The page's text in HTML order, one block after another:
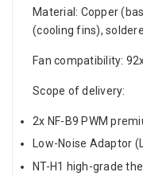
Material: Copper
(cooling fins),
Fan compatibility:
Scope of delivery:
2x NF-B9 PWM
Low-Noise Adaptor
NT-H1 high-grade